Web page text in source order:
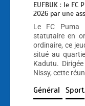
EUFBUK : le
2026 par une
Le FC Puma
statutaire en
ordinaire, ce
situé au
Kadutu.
Nissy, cette
Général Sport